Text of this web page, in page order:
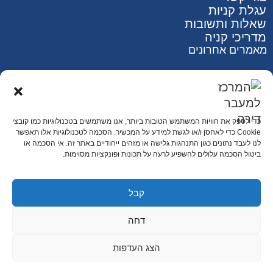
כדי לספק את חוויות המשתמש הטובות ביותר, אנו משתמשים בטכנולוגיות כמו קובצי
Cookie כדי לאחסן ו/או לגשת למידע על המכשיר. הסכמה לטכנולוגיות אלו תאפשר
לנו לעבד נתונים כגון התנהגות גלישה או מזהים ייחודיים באתר זה. אי הסכמה או
ביטול הסכמה עלולים להשפיע לרעה על תכונות ופונקציות מסוימות.
קבל
דחה
הצג העדפות
עגלת קניות
שאלות ותשובות
מדריכי קניה
מאמרים אחרונים